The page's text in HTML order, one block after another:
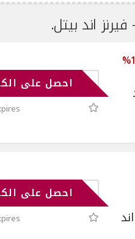
📌 كوبون فيرنز اند بيتلز: خصم 12%
FP88احصل على
FP88احصل على